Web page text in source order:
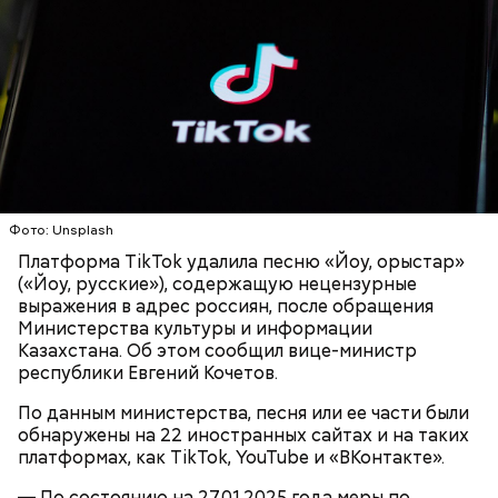
Фото: Unsplash
Платформа TikTok удалила песню «Йоу, орыстар»
(«Йоу, русские»), содержащую нецензурные
выражения в адрес россиян, после обращения
Министерства культуры и информации
Казахстана. Об этом сообщил вице-министр
республики Евгений Кочетов.
По данным министерства, песня или ее части были
обнаружены на 22 иностранных сайтах и на таких
платформах, как TikTok, YouTube и «ВКонтакте».
— Хищник чувствует кровь, разведенную в
Он также уточнил, что у человека крайне мало
шансов выжить, если он окажется на пути у акулы.
Ни один метод и способ защиты или обороны в
стрессовой ситуации не помогает, ведь у морского
— Таких деревень много, их 95 в заповеднике. Это
вообще отдельный объект исследования, —
заметил он.
Также специалист отметил, что часы Судного дня
помогают больше людей привлечь к проблемам
глобального потепления, климатических изменений
и природных последствий войн.